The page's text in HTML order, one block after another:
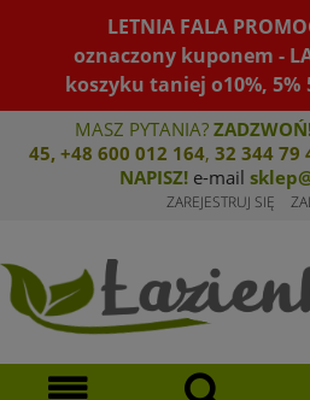
LETNIA FALA
oznaczony kuponem -
koszyku taniej o10%, 5%
MASZ PYTANIA?
45, +48 600 012 164, 32 344 79
NAPISZ! e-mail
ZAREJESTRUJ SIĘ